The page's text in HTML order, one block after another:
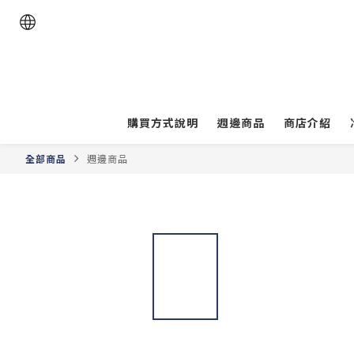
購買方式說明 週邊商品 商店介紹
全部商品 週邊商品